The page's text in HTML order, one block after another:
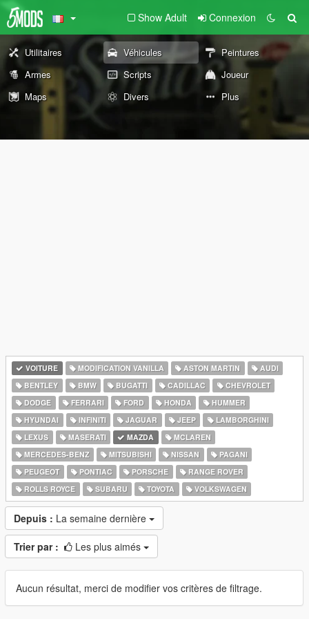
Show Adult Connexion
Utilitaires Véhicules
Peintures
Armes
Scripts
Joueur
Maps
Divers Plus
VOITURE MODIFICATION VANILLA ASTON MARTIN
AUDI
BENTLEY
BMW BUGATTI CADILLAC
CHEVROLET
DODGE
FERRARI FORD HONDA
HUMMER
HYUNDAI
INFINITI JAGUAR JEEP
LAMBORGHINI
LEXUS
MASERATI MAZDA
MCLAREN
MERCEDES-BENZ
MITSUBISHI NISSAN
PAGANI
PEUGEOT
PONTIAC PORSCHE
RANGE ROVER
ROLLS ROYCE
SUBARU TOYOTA VOLKSWAGEN
Depuis : La semaine dernière
Trier par : Les plus aimés
Aucun résultat, merci de modifier vos critères de filtrage.